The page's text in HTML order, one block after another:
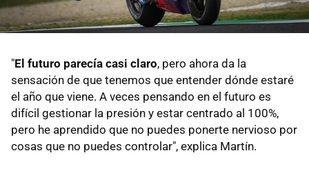
"El futuro parecía casi claro, pero ahora da la
sensación de que tenemos que entender dónde estaré
el año que viene. A veces pensando en el futuro es
difícil gestionar la presión y estar centrado al 100%,
pero he aprendido que no puedes ponerte nervioso por
cosas que no puedes controlar", explica Martín.